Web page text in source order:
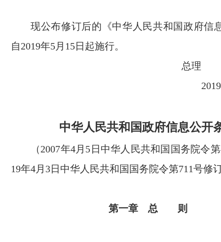
现公布修订后的《中华人民共和国政府信
自2019年5月15日起施行。
总
中华人民共和国政府信息公开
（2007年4月5日中华人民共和国国务院令
19年4月3日中华人民共和国国务院令第711号修
第一章 总 则